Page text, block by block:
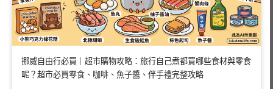
挪威自由行必買｜超市購物攻略：旅行自己煮都買哪些食材與零食
呢？超市必買零食、咖啡、魚子醬、伴手禮完整攻略